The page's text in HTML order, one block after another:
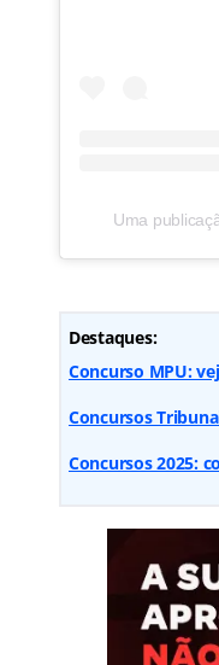
Uma
Destaques:
Concurso MPU:
Concursos
Concursos 2025: